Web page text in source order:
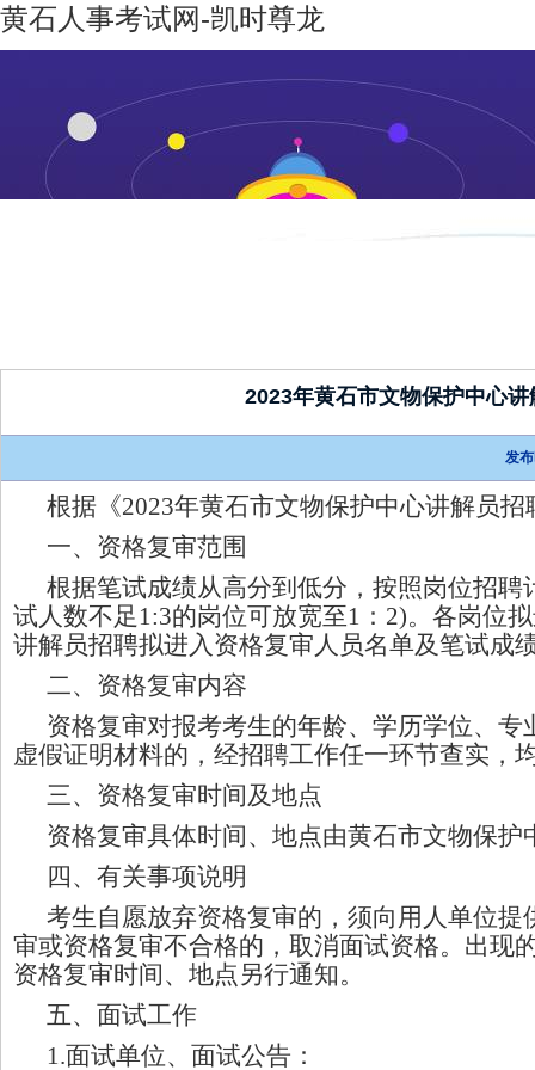
黄石人事考试网-凯时尊龙
2023年黄石市文物保护中心
发
根据《2023年黄石市文物保护中心讲解员招
一、资格复审范围
根据笔试成绩从高分到低分，按照岗位招聘
试人数不足1:3的岗位可放宽至1：2)。各岗位
讲解员招聘拟进入资格复审人员名单及笔试成
二、资格复审内容
资格复审对报考考生的年龄、学历学位、
虚假证明材料的，经招聘工作任一环节查实，
三、资格复审时间及地点
资格复审具体时间、地点由黄石市文物保护
四、有关事项说明
考生自愿放弃资格复审的，须向用人单位
审或资格复审不合格的，取消面试资格。出现
资格复审时间、地点另行通知。
五、面试工作
1.面试单位、面试公告：